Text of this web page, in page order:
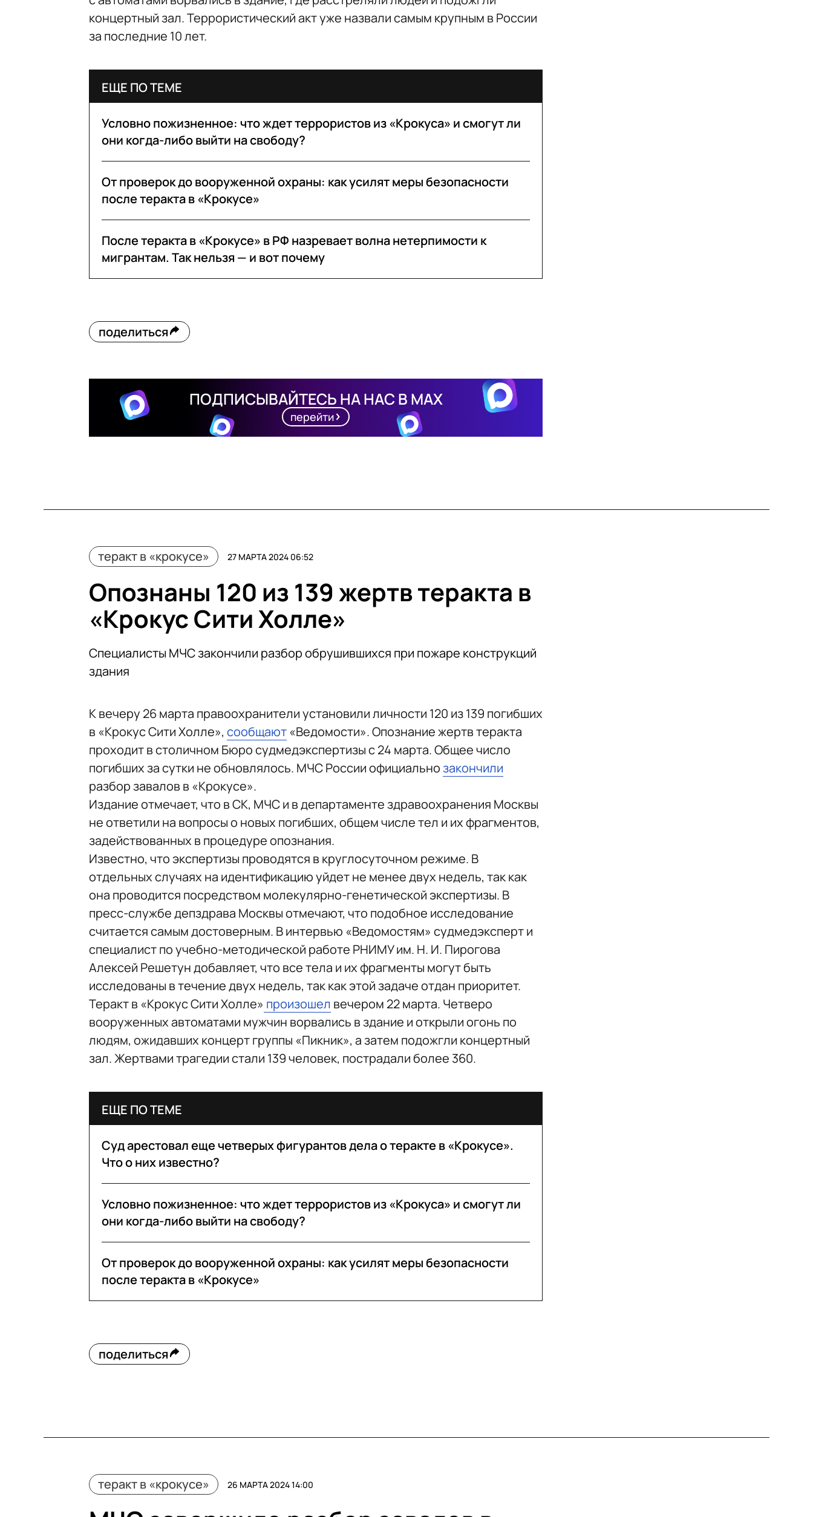
концертный зал. Террористический акт уже назвали самым крупным в России
за последние 10 лет.
ЕЩЕ ПО ТЕМЕ
Условно пожизненное: что ждет террористов из «Крокуса» и смогут ли
они когда-либо выйти на свободу?
От проверок до вооруженной охраны: как усилят меры безопасности
после теракта в «Крокусе»
После теракта в «Крокусе» в РФ назревает волна нетерпимости к
мигрантам. Так нельзя — и вот почему
поделиться
ПОДПИСЫВАЙТЕСЬ НА НАС В MAX
перейти
теракт в «крокусе» 27 МАРТА 2024 06:52
Опознаны 120 из 139 жертв теракта в
«Крокус Сити Холле»
Специалисты МЧС закончили разбор обрушившихся при пожаре конструкций
здания
К вечеру 26 марта правоохранители установили личности 120 из 139 погибших
в «Крокус Сити Холле», сообщают«Ведомости». Опознание жертв теракта
проходит в столичном Бюро судмедэкспертизы с 24 марта. Общее число
погибших за сутки не обновлялось. МЧС России официальнозакончили
разбор завалов в «Крокусе».
Издание отмечает, что в СК, МЧС и в департаменте здравоохранения Москвы
не ответили на вопросы о новых погибших, общем числе тел и их фрагментов,
задействованных в процедуре опознания.
Известно, что экспертизы проводятся в круглосуточном режиме. В
отдельных случаях на идентификацию уйдет не менее двух недель, так как
она проводится посредством молекулярно-генетической экспертизы. В
пресс-службе депздрава Москвы отмечают, что подобное исследование
считается самым достоверным. В интервью «Ведомостям» судмедэксперт и
специалист по учебно-методической работе РНИМУ им. Н. И. Пирогова
Алексей Решетун добавляет, что все тела и их фрагменты могут быть
исследованы в течение двух недель, так как этой задаче отдан приоритет.
Теракт в «Крокус Сити Холле» произошел вечером 22 марта. Четверо
вооруженных автоматами мужчин ворвались в здание и открыли огонь по
людям, ожидавших концерт группы «Пикник», а затем подожгли концертный
зал. Жертвами трагедии стали 139 человек, пострадали более 360.
ЕЩЕ ПО ТЕМЕ
Суд арестовал еще четверых фигурантов дела о теракте в «Крокусе».
Что о них известно?
Условно пожизненное: что ждет террористов из «Крокуса» и смогут ли
они когда-либо выйти на свободу?
От проверок до вооруженной охраны: как усилят меры безопасности
после теракта в «Крокусе»
поделиться
теракт в «крокусе» 26 МАРТА 2024 14:00